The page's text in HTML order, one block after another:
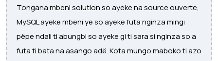
Tongana mbeni solution so ayeke na source ouverte,
MySQL ayeke mbeni ye so ayeke futa nginza mingi
pëpe ndali ti abungbi so ayeke gi ti sara si nginza so a
futa ti bata na asango adë. Kota mungo maboko ti azo